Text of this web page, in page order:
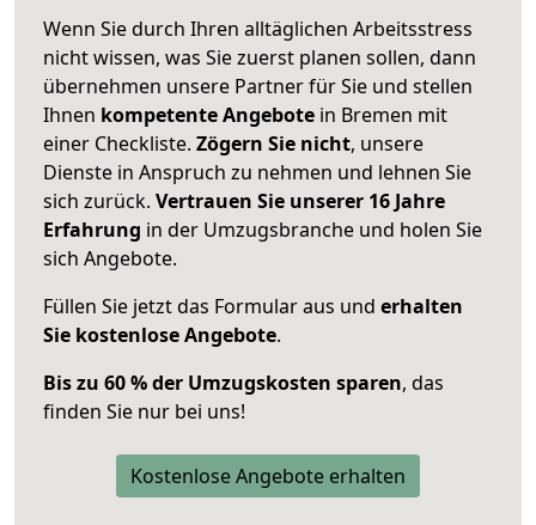
Wenn Sie durch Ihren alltäglichen Arbeitsstress
nicht wissen, was Sie zuerst planen sollen, dann
übernehmen unsere Partner für Sie und stellen
Ihnen kompetente Angebote in Bremen mit
einer Checkliste. Zögern Sie nicht, unsere
Dienste in Anspruch zu nehmen und lehnen Sie
sich zurück. Vertrauen Sie unserer 16 Jahre
Erfahrung in der Umzugsbranche und holen Sie
sich Angebote.
Füllen Sie jetzt das Formular aus und erhalten
Sie kostenlose Angebote.
Bis zu 60 % der Umzugskosten sparen, das
finden Sie nur bei uns!
Kostenlose Angebote erhalten